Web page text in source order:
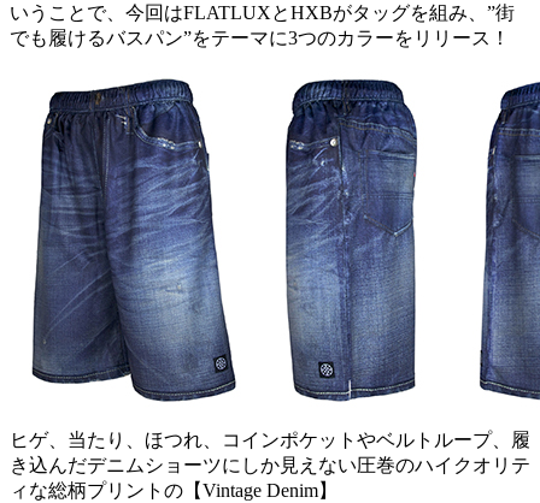
いうことで、今回はFLATLUXとHXBがタッグを組み、”街
でも履けるバスパン”をテーマに3つのカラーをリリース！
ヒゲ、当たり、ほつれ、コインポケットやベルトループ、履
き込んだデニムショーツにしか見えない圧巻のハイクオリテ
ィな総柄プリントの【Vintage Denim】